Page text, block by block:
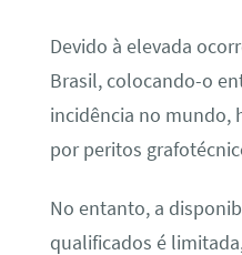
Devido à elevada
Brasil, colocando-o
incidência no mundo,
por peritos
No entanto, a
qualificados é